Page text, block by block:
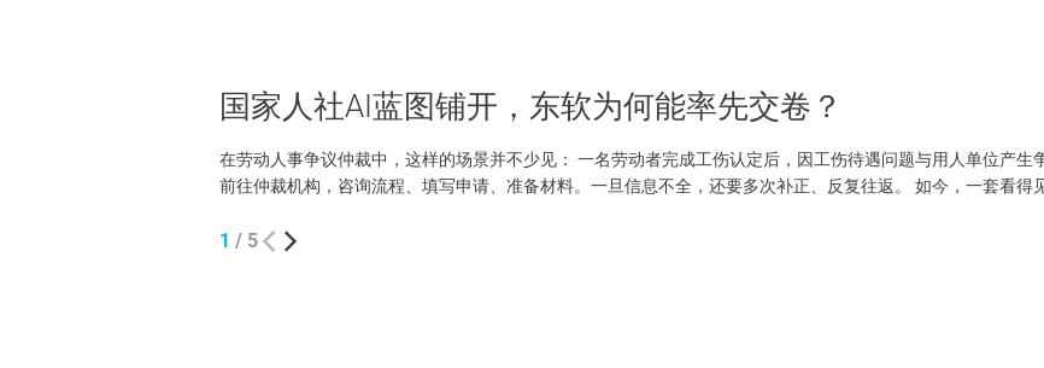
国家人社AI蓝图铺开，东软为何能率先交卷？
在劳动人事争议仲裁中，这样的场景并不少见： 一名劳动者完成工伤认定后，因工伤待遇问题与用人单位产
前往仲裁机构，咨询流程、填写申请、准备材料。一旦信息不全，还要多次补正、反复往返。 如今，一套看得
1 / 5